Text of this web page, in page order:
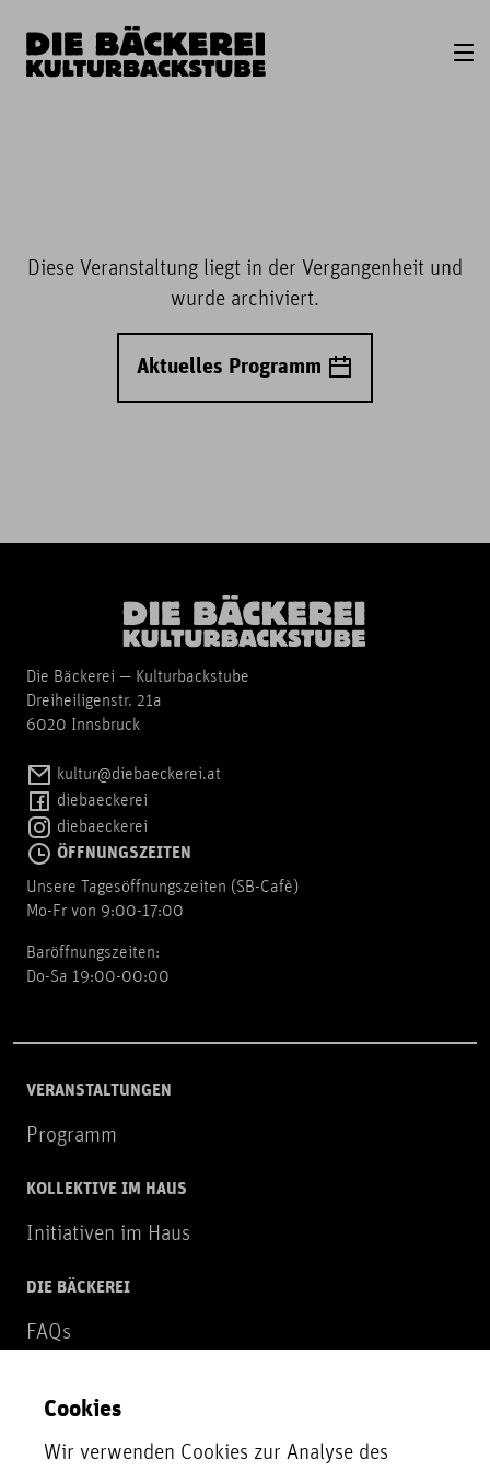
Diese Veranstaltung liegt in der Vergangenheit und
wurde archiviert.
Aktuelles Programm
Die Bäckerei — Kulturbackstube
Dreiheiligenstr. 21a
6020 Innsbruck
kultur@diebaeckerei.at
diebaeckerei
diebaeckerei
ÖFFNUNGSZEITEN
Unsere Tagesöffnungszeiten (SB-Cafè)
Mo-Fr von 9:00-17:00
Baröffnungszeiten:
Do-Sa 19:00-00:00
VERANSTALTUNGEN
Programm
KOLLEKTIVE IM HAUS
Initiativen im Haus
DIE BÄCKEREI
FAQs
NEWSLETTER
Zur Newsletter Anmeldung
Cookies
Wir verwenden Cookies zur Analyse des